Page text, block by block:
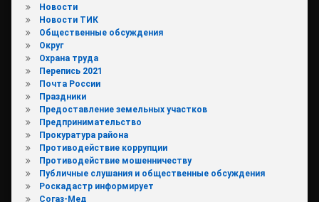
Новости
Новости ТИК
Общественные обсуждения
Округ
Охрана труда
Перепись 2021
Почта России
Праздники
Предоставление земельных участков
Предпринимательство
Прокуратура района
Противодействие коррупции
Противодействие мошенничеству
Публичные слушания и общественные обсуждения
Роскадастр информирует
Согаз-Мед